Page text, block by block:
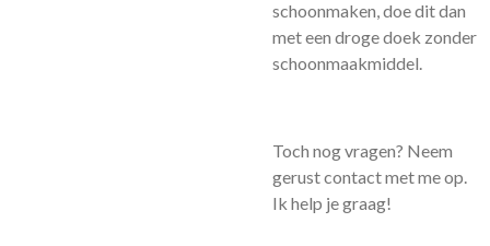
schoonmaken, doe dit dan
met een droge doek zonder
schoonmaakmiddel.
Toch nog vragen? Neem
gerust contact met me op.
Ik help je graag!